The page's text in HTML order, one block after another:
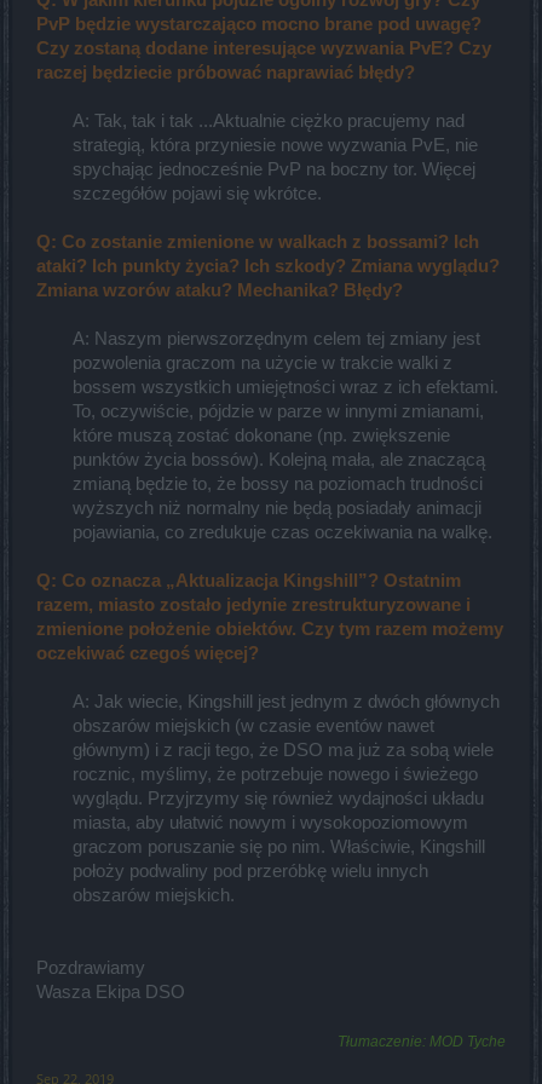
PvP będzie wystarczająco mocno brane pod uwagę?
Czy zostaną dodane interesujące wyzwania PvE? Czy
raczej będziecie próbować naprawiać błędy?
A: Tak, tak i tak ...Aktualnie ciężko pracujemy nad
strategią, która przyniesie nowe wyzwania PvE, nie
spychając jednocześnie PvP na boczny tor. Więcej
szczegółów pojawi się wkrótce.​
Q: Co zostanie zmienione w walkach z bossami? Ich
ataki? Ich punkty życia? Ich szkody? Zmiana wyglądu?
Zmiana wzorów ataku? Mechanika? Błędy?
A: Naszym pierwszorzędnym celem tej zmiany jest
pozwolenia graczom na użycie w trakcie walki z
bossem wszystkich umiejętności wraz z ich efektami.
To, oczywiście, pójdzie w parze w innymi zmianami,
które muszą zostać dokonane (np. zwiększenie
punktów życia bossów). Kolejną mała, ale znaczącą
zmianą będzie to, że bossy na poziomach trudności
wyższych niż normalny nie będą posiadały animacji
pojawiania, co zredukuje czas oczekiwania na walkę.​
Q: Co oznacza „Aktualizacja Kingshill”? Ostatnim
razem, miasto zostało jedynie zrestrukturyzowane i
zmienione położenie obiektów. Czy tym razem możemy
oczekiwać czegoś więcej?
A: Jak wiecie, Kingshill jest jednym z dwóch głównych
obszarów miejskich (w czasie eventów nawet
głównym) i z racji tego, że DSO ma już za sobą wiele
rocznic, myślimy, że potrzebuje nowego i świeżego
wyglądu. Przyjrzymy się również wydajności układu
miasta, aby ułatwić nowym i wysokopoziomowym
graczom poruszanie się po nim. Właściwie, Kingshill
położy podwaliny pod przeróbkę wielu innych
obszarów miejskich.​
Pozdrawiamy
Wasza Ekipa DSO
Tłumaczenie: MOD Tyche
Sep 22, 2019